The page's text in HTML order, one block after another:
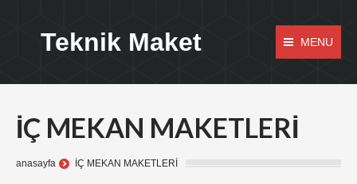
Teknik Maket MENU
İÇ MEKAN MAKETLERİ
anasayfa İÇ MEKAN MAKETLERİ